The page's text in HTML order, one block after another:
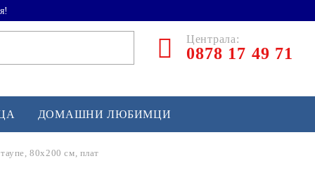
Централа:
0878 17 49 71
ДОМАШНИ ЛЮБИМЦИ
80x200 см, плат